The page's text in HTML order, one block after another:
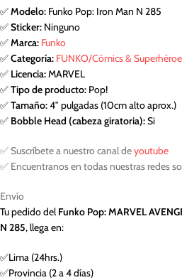
✅Modelo: Funko Pop: Iron Man N 285
✅Sticker: Ninguno
✅Marca: Funko
✅Categoría: FUNKO/Cómics & Superhéroe
✅ Licencia:MARVEL
✅Tipo de producto: Pop!
✅Tamaño:4″ pulgadas (10cm alto aprox.)
✅ Bobble Head (cabeza giratoria):Si
✅ Suscríbete a nuestro canal deyoutube
✅ Encuentranos en todas nuestras redes
Envío
Tu pedido delFunko Pop: MARVEL
N 285, llega en:
✅Lima (24hrs.)
✅Provincia (2 a 4 días)